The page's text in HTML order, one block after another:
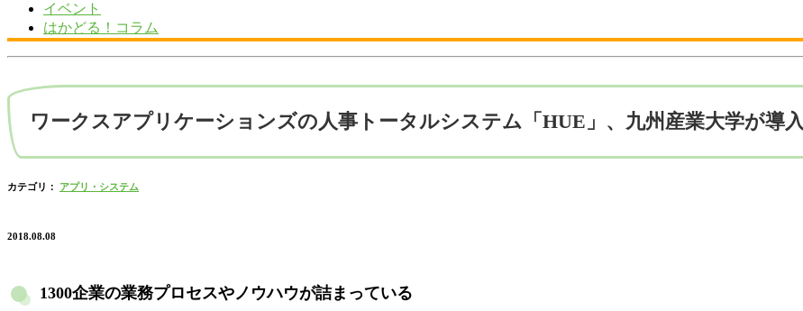
イベント
はかどる！コラム
ワークスアプリケーションズの人事トータルシステム「HUE」、九州産業大学が導入
カテゴリ： アプリ・システム
2018.08.08
1300企業の業務プロセスやノウハウが詰まっている